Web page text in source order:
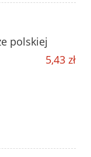
polskiej
5,43 zł